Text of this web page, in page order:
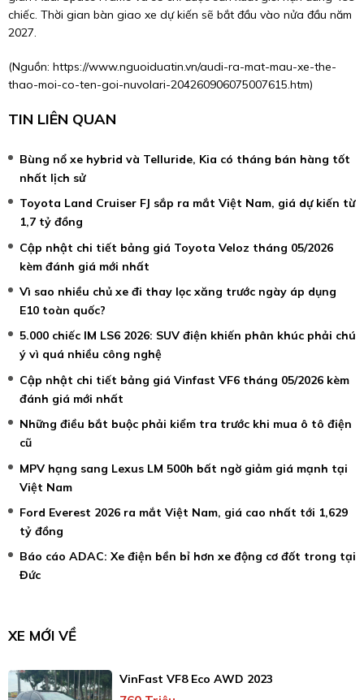
chiếc. Thời gian bàn giao xe dự kiến sẽ bắt đầu vào nửa đầu năm
2027.
(Nguồn: https://www.nguoiduatin.vn/audi-ra-mat-mau-xe-the-
thao-moi-co-ten-goi-nuvolari-204260906075007615.htm)
TIN LIÊN QUAN
Bùng nổ xe hybrid và Telluride, Kia có tháng bán hàng tốt
nhất lịch sử
Toyota Land Cruiser FJ sắp ra mắt Việt Nam, giá dự kiến từ
1,7 tỷ đồng
Cập nhật chi tiết bảng giá Toyota Veloz tháng 05/2026
kèm đánh giá mới nhất
Vì sao nhiều chủ xe đi thay lọc xăng trước ngày áp dụng
E10 toàn quốc?
5.000 chiếc IM LS6 2026: SUV điện khiến phân khúc phải chú
ý vì quá nhiều công nghệ
Cập nhật chi tiết bảng giá Vinfast VF6 tháng 05/2026 kèm
đánh giá mới nhất
Những điều bắt buộc phải kiểm tra trước khi mua ô tô điện
cũ
MPV hạng sang Lexus LM 500h bất ngờ giảm giá mạnh tại
Việt Nam
Ford Everest 2026 ra mắt Việt Nam, giá cao nhất tới 1,629
tỷ đồng
Báo cáo ADAC: Xe điện bền bỉ hơn xe động cơ đốt trong tại
Đức
XE MỚI VỀ
VinFast VF8 Eco AWD 2023